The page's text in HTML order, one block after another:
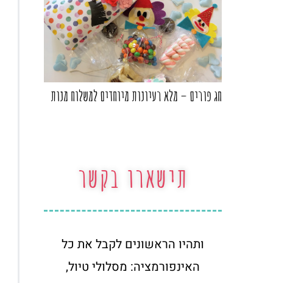
חג פורים – מלא רעיונות מיוחדים למשלוח מנות
תישארו בקשר
ותהיו הראשונים לקבל את כל
האינפורמציה: מסלולי טיול,